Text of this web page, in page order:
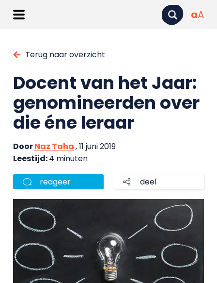
aA
Terug naar overzicht
Docent van het Jaar:
genomineerden over
die éne leraar
DoorNaz Taha, 11 juni 2019
Leestijd:4 minuten
reageer deel